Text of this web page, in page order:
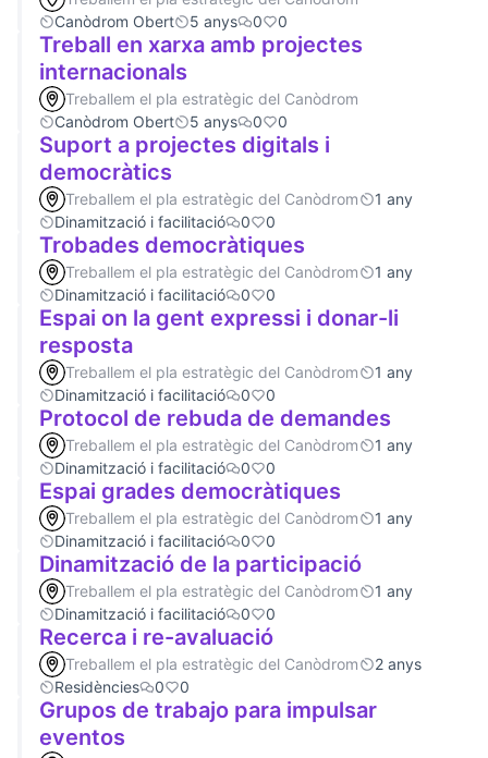
Canòdrom Obert
5 anys 0 0
Treball en xarxa amb projectes
internacionals
Treballem el pla estratègic del Canòdrom
Canòdrom Obert
5 anys 0 0
Suport a projectes digitals i
democràtics
Treballem el pla estratègic del Canòdrom
1 any
Dinamització i facilitació
0 0
Trobades democràtiques
Treballem el pla estratègic del Canòdrom
1 any
Dinamització i facilitació
0 0
Espai on la gent expressi i donar-li
resposta
Treballem el pla estratègic del Canòdrom
1 any
Dinamització i facilitació
0 0
Protocol de rebuda de demandes
Treballem el pla estratègic del Canòdrom
1 any
Dinamització i facilitació
0 0
Espai grades democràtiques
Treballem el pla estratègic del Canòdrom
1 any
Dinamització i facilitació
0 0
Dinamització de la participació
Treballem el pla estratègic del Canòdrom
1 any
Dinamització i facilitació
0 0
Recerca i re-avaluació
Treballem el pla estratègic del Canòdrom
2 anys
Residències
0 0
Grupos de trabajo para impulsar
eventos